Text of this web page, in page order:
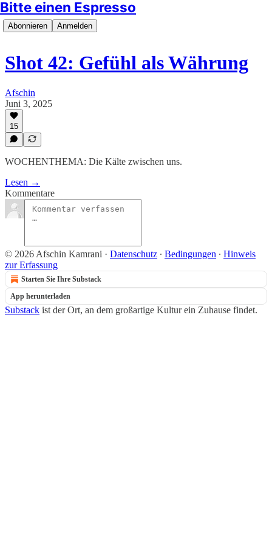
Bitte einen Espresso
Abonnieren Anmelden
Shot 42: Gefühl als Währung
Afschin
Juni 3, 2025
15
WOCHENTHEMA: Die Kälte zwischen uns.
Lesen →
Kommentare
© 2026 Afschin Kamrani · Datenschutz ∙ Bedingungen ∙ Hinweis
zur Erfassung
Starten Sie Ihre Substack
App herunterladen
Substack ist der Ort, an dem großartige Kultur ein Zuhause findet.